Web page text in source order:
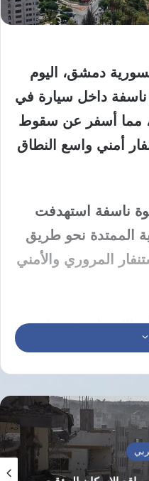
دمشق، اليوم
ناسفة داخل سيارة في
مما أسفر عن سقوط
أمني واسع النطاق
ناسفة استهدفت
الممتدة نحو طريق
المروري والأمني
الانفجار وقع على
“إدارة التسليح” التابع
شوهِدَت النيران،
في عرض الشارع.
الأمن السورية
الحادث، ومنعت